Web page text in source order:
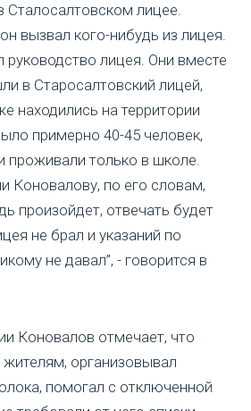
Сталосалтовском лицее.
вызвал кого-нибудь из лицея.
руководство лицея. Они вместе
в Старосалтовский лицей,
находились на территории
примерно 40-45 человек,
проживали только в школе.
Коновалову, по его словам,
произойдет, отвечать будет
не брал и указаний по
не давал”, - говорится в
Коновалов отмечает, что
организовывал
помогал с отключенной